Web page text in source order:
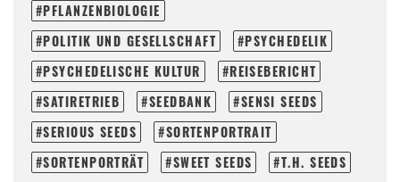
PFLANZENBIOLOGIE
POLITIK UND GESELLSCHAFT
PSYCHEDELIK
PSYCHEDELISCHE KULTUR
REISEBERICHT
SATIRETRIEB
SEEDBANK
SENSI SEEDS
SERIOUS SEEDS
SORTENPORTRAIT
SORTENPORTRÄT
SWEET SEEDS
T.H. SEEDS